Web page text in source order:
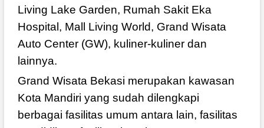
Living Lake Garden, Rumah Sakit Eka
Hospital, Mall Living World, Grand Wisata
Auto Center (GW), kuliner-kuliner dan
lainnya.
Grand Wisata Bekasi merupakan kawasan
Kota Mandiri yang sudah dilengkapi
berbagai fasilitas umum antara lain, fasilitas